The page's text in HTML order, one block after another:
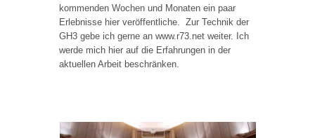
kommenden Wochen und Monaten ein paar
Erlebnisse hier veröffentliche. Zur Technik der
GH3 gebe ich gerne an www.r73.net weiter. Ich
werde mich hier auf die Erfahrungen in der
aktuellen Arbeit beschränken.